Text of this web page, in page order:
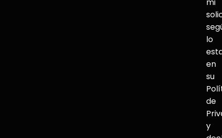
lo
en
su
de
y